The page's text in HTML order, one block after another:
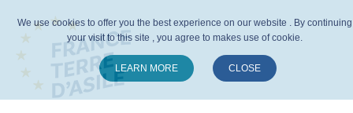
We use cookies to offer you the best experience on our website . By continuing
your visit to this site , you agree to makes use of cookie.
LEARN MORE CLOSE